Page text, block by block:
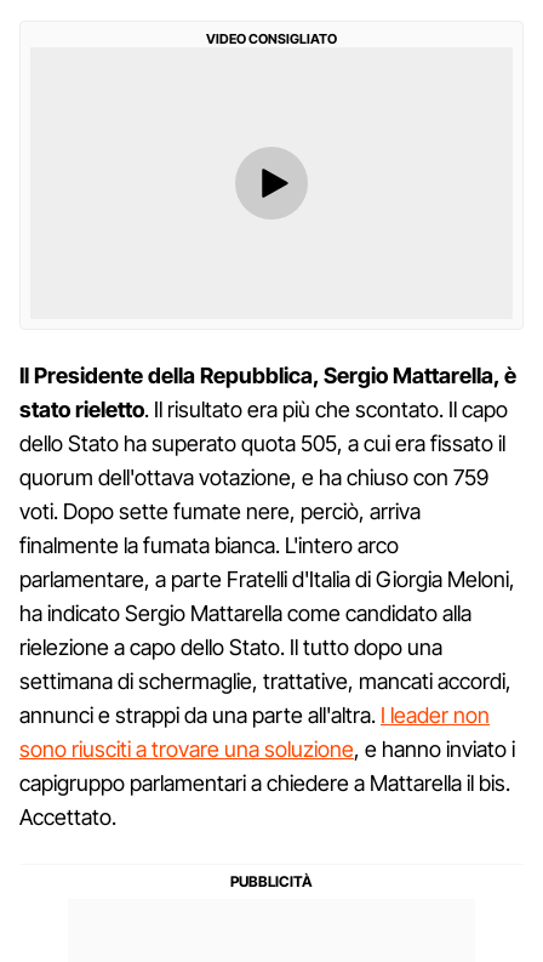
VIDEO CONSIGLIATO
Il Presidente della Repubblica, Sergio Mattarella, è
stato rieletto. Il risultato era più che scontato. Il capo
dello Stato ha superato quota 505, a cui era fissato il
quorum dell'ottava votazione, e ha chiuso con 759
voti. Dopo sette fumate nere, perciò, arriva
finalmente la fumata bianca. L'intero arco
parlamentare, a parte Fratelli d'Italia di Giorgia Meloni,
ha indicato Sergio Mattarella come candidato alla
rielezione a capo dello Stato. Il tutto dopo una
settimana di schermaglie, trattative, mancati accordi,
annunci e strappi da una parte all'altra. I leader non
sono riusciti a trovare una soluzione, e hanno inviato i
capigruppo parlamentari a chiedere a Mattarella il bis.
Accettato.